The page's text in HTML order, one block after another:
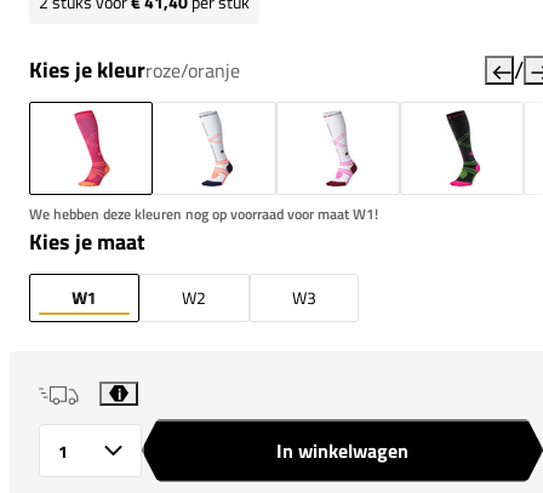
Kies je kleurroze/oranje /
We hebben deze kleuren nog op voorraad voor maat W1!
Kies je maat
W1 W2 W3
i
In winkelwagen